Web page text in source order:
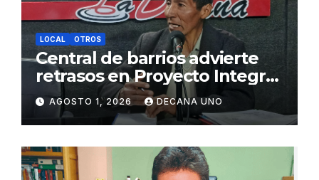
LOCAL OTROS
Central de barrios advierte
retrasos en Proyecto Integral
de Agua y Alcantarillado para
Juliaca
AGOSTO 1, 2026 DECANA UNO